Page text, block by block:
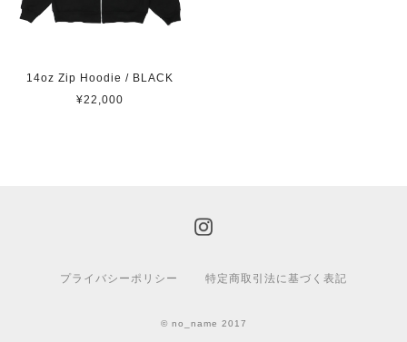
14oz Zip Hoodie / BLACK
¥22,000
プライバシーポリシー 特定商取引法に基づく表記
© no_name 2017